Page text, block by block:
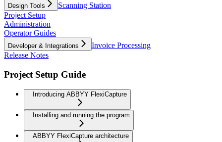
Design Tools
Scanning Station
Project Setup
Administration
Operator Guides
Developer & Integrations
Invoice Processing
Release Notes
Project Setup Guide
Introducing ABBYY FlexiCapture
Installing and running the program
ABBYY FlexiCapture architecture